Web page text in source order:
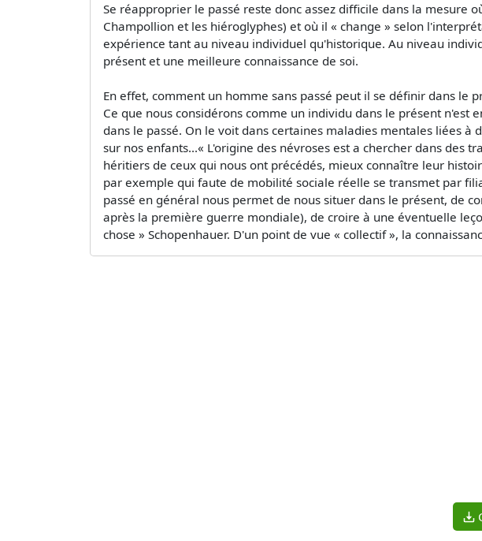
Se réapproprier le passé reste donc assez difficile dans la mesure
Champollion et les hiéroglyphes) et où il « change » selon
expérience tant au niveau individuel qu'historique. Au niveau
présent et une meilleure connaissance de soi.
En effet, comment un homme sans passé peut il se définir dans le
Ce que nous considérons comme un individu dans le présent
dans le passé. On le voit dans certaines maladies mentales liées à
sur nos enfants...« L'origine des névroses est a chercher dans des
héritiers de ceux qui nous ont précédés, mieux connaître leur
par exemple qui faute de mobilité sociale réelle se transmet par
passé en général nous permet de nous situer dans le présent, de
après la première guerre mondiale), de croire à une éventuelle
chose » Schopenhauer. D'un point de vue « collectif », la